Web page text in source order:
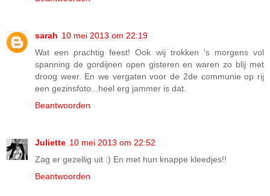
sarah 10 mei 2013 om 22:19
Wat een prachtig feest! Ook wij trokken 's morgens vol
spanning de gordijnen open gisteren en waren zo blij met
droog weer. En we vergaten voor de 2de communie op rij
een gezinsfoto...heel erg jammer is dat.
Beantwoorden
Juliette 10 mei 2013 om 22:52
Zag er gezellig uit :) En met hun knappe kleedjes!!
Beantwoorden